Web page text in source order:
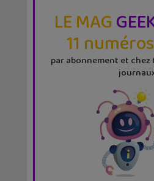
LE MAG
11
par abonnement et